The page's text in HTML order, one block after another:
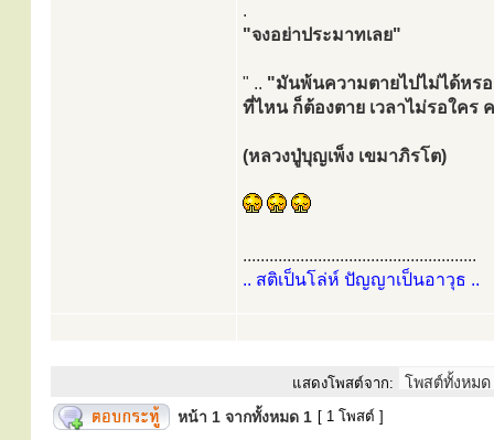
.
"จงอย่าประมาทเลย"
" .. "มันพ้นความตายไปไม่ได้หร
ที่ไหน ก็ต้องตาย เวลาไม่รอใคร
(หลวงปู่บุญเพ็ง เขมาภิรโต)
.....................................................
.. สติเป็นโล่ห์ ปัญญาเป็นอาวุธ ..
แสดงโพสต์จาก:
หน้า 1 จากทั้งหมด 1 [ 1 โพสต์ ]